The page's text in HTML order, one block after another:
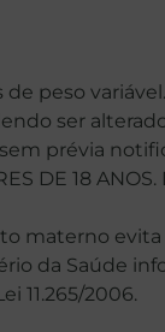
peso
ser
prévia
DE 18
materno
da Saúde
11.265/2006.